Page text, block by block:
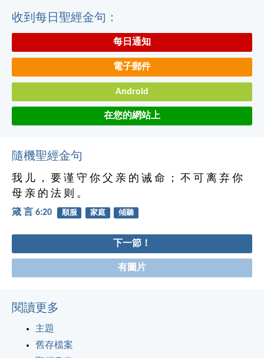
收到每日聖經金句：
每日通知
電子郵件
Android
在您的網站上
隨機聖經金句
我 儿 ， 要 谨 守 你 父 亲 的 诫 命 ； 不 可 离 弃 你
母 亲 的 法 则 。
箴 言 6:20 順服 家庭 傾聽
下一節！
有圖片
閱讀更多
主題
舊存檔案